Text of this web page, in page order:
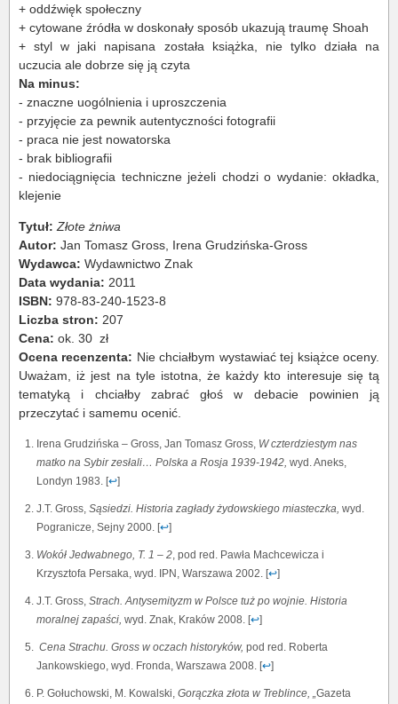
+ oddźwięk społeczny
+ cytowane źródła w doskonały sposób ukazują traumę Shoah
+ styl w jaki napisana została książka, nie tylko działa na
uczucia ale dobrze się ją czyta
Na minus:
- znaczne uogólnienia i uproszczenia
- przyjęcie za pewnik autentyczności fotografii
- praca nie jest nowatorska
- brak bibliografii
- niedociągnięcia techniczne jeżeli chodzi o wydanie: okładka,
klejenie
Tytuł: Złote żniwa
Autor: Jan Tomasz Gross, Irena Grudzińska-Gross
Wydawca: Wydawnictwo Znak
Data wydania: 2011
ISBN: 978-83-240-1523-8
Liczba stron: 207
Cena: ok. 30 zł
Ocena recenzenta: Nie chciałbym wystawiać tej książce oceny.
Uważam, iż jest na tyle istotna, że każdy kto interesuje się tą
tematyką i chciałby zabrać głoś w debacie powinien ją
przeczytać i samemu ocenić.
Irena Grudzińska – Gross, Jan Tomasz Gross, W czterdziestym nas
matko na Sybir zesłali… Polska a Rosja 1939-1942, wyd. Aneks,
Londyn 1983. [↩]
J.T. Gross, Sąsiedzi. Historia zagłady żydowskiego miasteczka, wyd.
Pogranicze, Sejny 2000. [↩]
Wokół Jedwabnego, T. 1 – 2 , pod red. Pawła Machcewicza i
Krzysztofa Persaka, wyd. IPN, Warszawa 2002. [↩]
J.T. Gross, Strach. Antysemityzm w Polsce tuż po wojnie. Historia
moralnej zapaści, wyd. Znak, Kraków 2008. [↩]
Cena Strachu. Gross w oczach historyków, pod red. Roberta
Jankowskiego, wyd. Fronda, Warszawa 2008. [↩]
P. Gołuchowski, M. Kowalski, Gorączka złota w Treblince, „ Gazeta